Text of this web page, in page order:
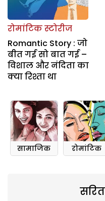
रोमांटिक स्टोरीज
Romantic Story : जो
बीत गई सो बात गई –
विशाल और नंदिता का
क्या रिश्ता था
सामाजिक रोमांटिक